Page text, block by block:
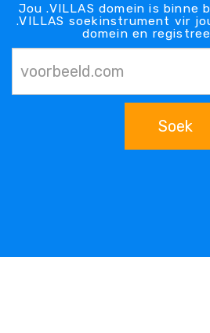
Jou .VILLAS domein is binne
.VILLAS soekinstrument vir
domein en
Soek